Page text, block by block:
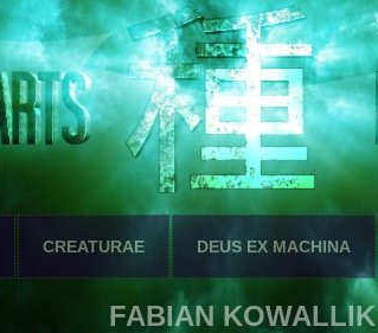
CREATURAE DEUS EX MACHINA
FABIAN KOWALLIK